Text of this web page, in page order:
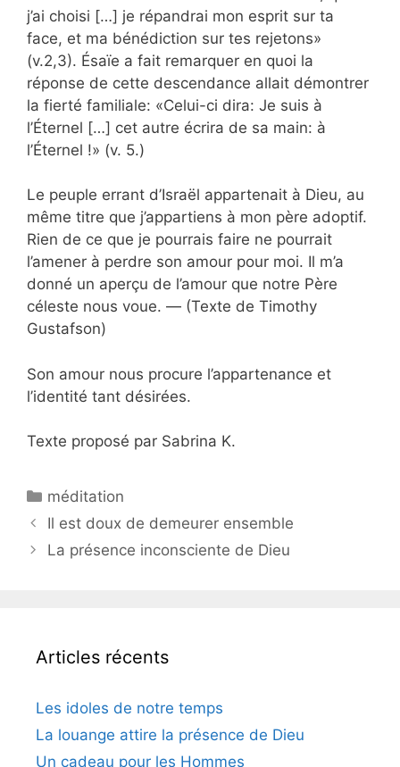
j’ai choisi […] je répandrai mon esprit sur ta
face, et ma bénédiction sur tes rejetons»
(v.2,3). Ésaïe a fait remarquer en quoi la
réponse de cette descendance allait démontrer
la fierté familiale: «Celui-ci dira: Je suis à
l’Éternel […] cet autre écrira de sa main: à
l’Éternel !» (v. 5.)
Le peuple errant d’Israël appartenait à Dieu, au
même titre que j’appartiens à mon père adoptif.
Rien de ce que je pourrais faire ne pourrait
l’amener à perdre son amour pour moi. Il m’a
donné un aperçu de l’amour que notre Père
céleste nous voue. — (Texte de Timothy
Gustafson)
Son amour nous procure l’appartenance et
l’identité tant désirées.
Texte proposé par Sabrina K.
méditation
Il est doux de demeurer ensemble
La présence inconsciente de Dieu
Articles récents
Les idoles de notre temps
La louange attire la présence de Dieu
Un cadeau pour les Hommes